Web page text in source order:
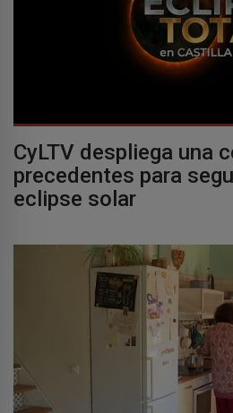
CyLTV despliega una
precedentes para
eclipse solar